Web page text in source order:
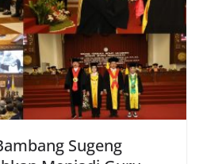
Sugeng